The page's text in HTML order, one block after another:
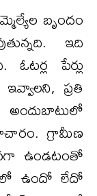
బృందం
ఇది
పేర్లు
ప్రతి
గ్రామీణ
ఉండటంతో
ఉందో లేదో